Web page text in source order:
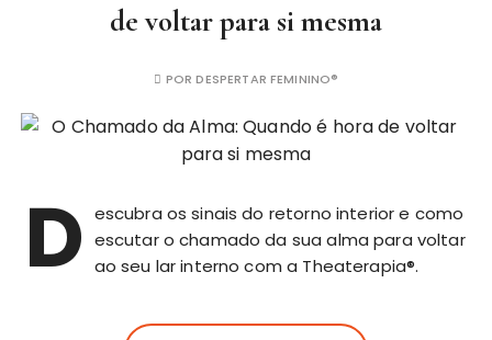
de voltar para si mesma
PORDESPERTAR FEMININO®
D escubra os sinais do retorno interior e como
escutar o chamado da sua alma para voltar
ao seu lar interno com a Theaterapia®.